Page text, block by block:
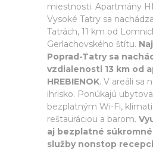
miestnosti. Apartmány
Vysoké Tatry sa
Tatrách, 11 km od
Gerlachovského štítu.
Poprad-Tatry sa
vzdialenosti 13 km od
HREBIENOK. V areáli sa
ihrisko. Ponúkajú
bezplatným Wi-Fi,
reštauráciou a barom.
aj bezplatné
služby nonstop